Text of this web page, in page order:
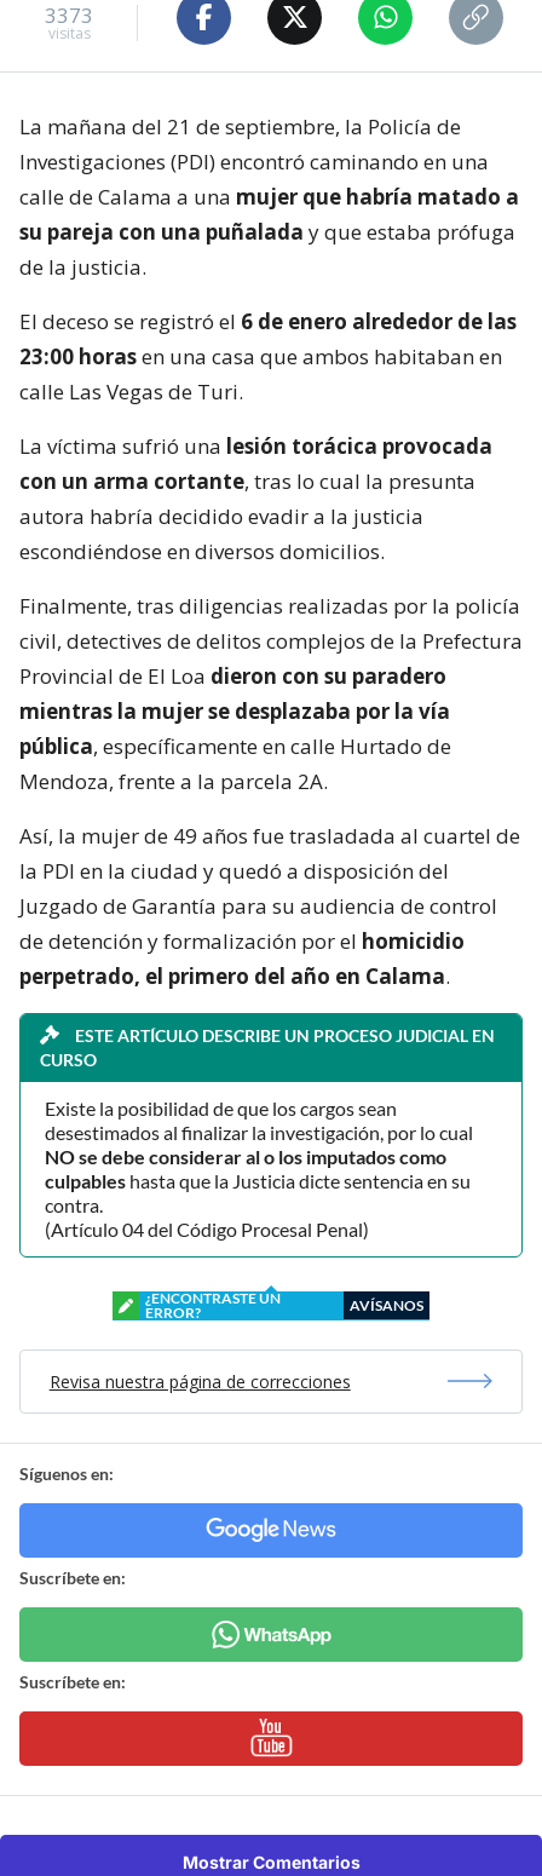
3373
visitas
La mañana del 21 de septiembre, la Policía de
Investigaciones (PDI) encontró caminando en una
calle de Calama a una mujer que habría matado a
su pareja con una puñalada y que estaba prófuga
de la justicia.
El deceso se registró el 6 de enero alrededor de las
23:00 horasen una casa que ambos habitaban en
calle Las Vegas de Turi.
La víctima sufrió una lesión torácica provocada
con un arma cortante, tras lo cual la presunta
autora habría decidido evadir a la justicia
escondiéndose en diversos domicilios.
Finalmente, tras diligencias realizadas por la policía
civil, detectives de delitos complejos de la Prefectura
Provincial de El Loa dieron con su paradero
mientras la mujer se desplazaba por la vía
pública, específicamente en calle Hurtado de
Mendoza, frente a la parcela 2A.
Así, la mujer de 49 años fue trasladada al cuartel de
la PDI en la ciudad y quedó a disposición del
Juzgado de Garantía para su audiencia de control
de detención y formalización por el homicidio
perpetrado, el primero del año en Calama.
ESTE ARTÍCULO DESCRIBE UN PROCESO JUDICIAL EN
CURSO
Existe la posibilidad de que los cargos sean
desestimados al finalizar la investigación, por lo cual
NO se debe considerar al o los imputados como
culpables hasta que la Justicia dicte sentencia en su
contra.
(Artículo 04 del Código Procesal Penal)
¿ENCONTRASTE UN
ERROR?
AVÍSANOS
Revisa nuestra página de correcciones
Síguenos en:
Suscríbete en:
Suscríbete en:
Mostrar Comentarios